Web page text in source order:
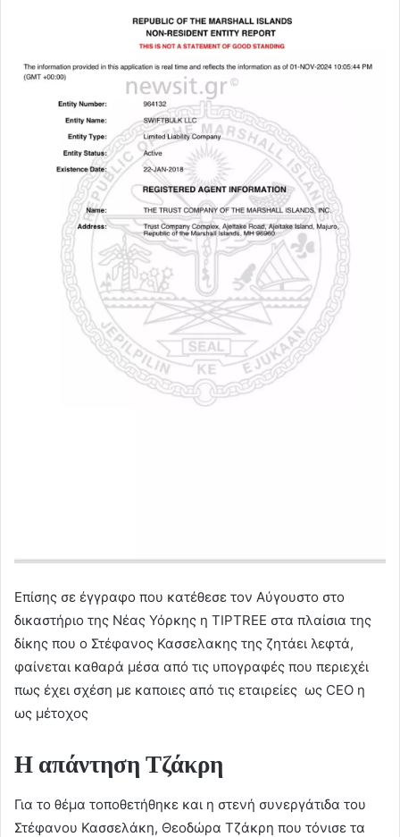
Επίσης σε έγγραφο που κατέθεσε τον Αύγουστο στο
δικαστήριο της Νέας Υόρκης η TIPTREE στα πλαίσια της
δίκης που ο Στέφανος Κασσελακης της ζητάει λεφτά,
φαίνεται καθαρά μέσα από τις υπογραφές που περιεχέι
πως έχει σχέση με καποιες από τις εταιρείες ως CEO η
ως μέτοχος
Η απάντηση Τζάκρη
Για το θέμα τοποθετήθηκε και η στενή συνεργάτιδα του
Στέφανου Κασσελάκη, Θεοδώρα Τζάκρη που τόνισε τα